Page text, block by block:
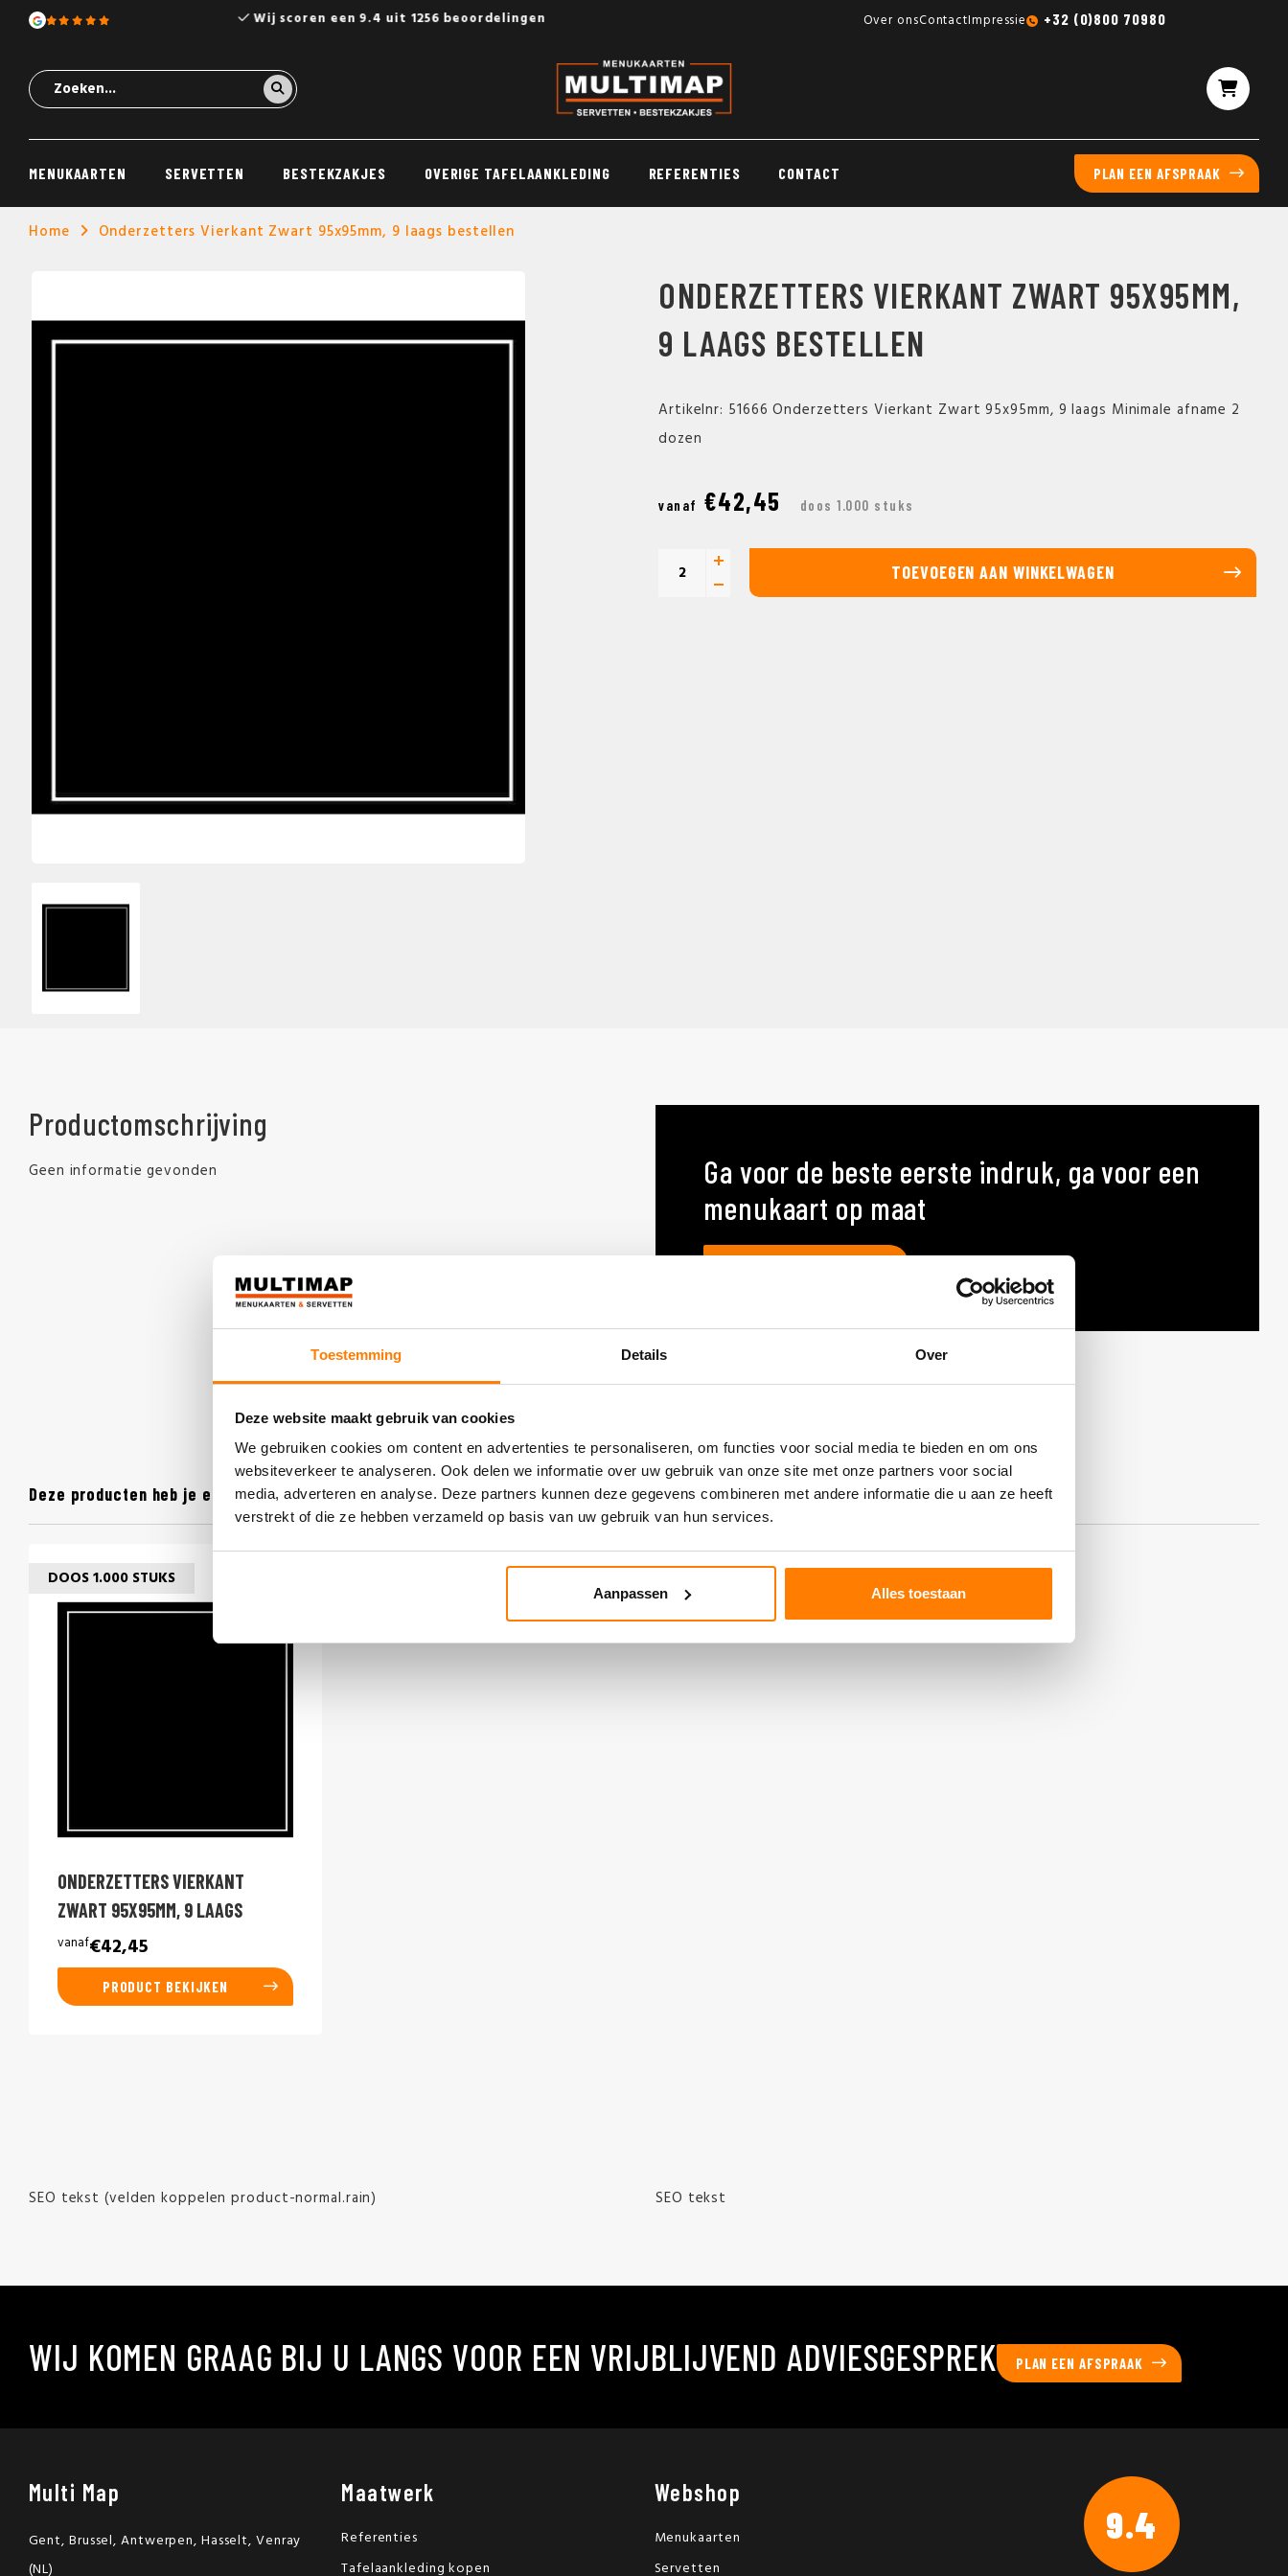
Toestemming Details Over
Deze website maakt gebruik van cookies
We gebruiken cookies om content en advertenties te personaliseren, om functies voor social media te bieden en om ons
websiteverkeer te analyseren. Ook delen we informatie over uw gebruik van onze site met onze partners voor social
media, adverteren en analyse. Deze partners kunnen deze gegevens combineren met andere informatie die u aan ze heeft
verstrekt of die ze hebben verzameld op basis van uw gebruik van hun services.
Aanpassen Alles toestaan
Wij scoren een 9.4 uit 1256 beoordelingen Gratis sampleboxen mogelijk
Over onsContactImpressie +32 (0)800 70980
MENUKAARTEN SERVETTEN BESTEKZAKJES OVERIGE TAFELAANKLEDING REFERENTIES CONTACT PLAN EEN AFSPRAAK
Home Onderzetters Vierkant Zwart 95x95mm, 9 laags bestellen
ONDERZETTERS VIERKANT ZWART 95X95MM,
9 LAAGS BESTELLEN
Artikelnr: 51666 Onderzetters Vierkant Zwart 95x95mm, 9 laags Minimale afname 2
dozen
vanaf €42,45 doos 1.000 stuks
TOEVOEGEN AAN WINKELWAGEN
Productomschrijving
Geen informatie gevonden
Ga voor de beste eerste indruk, ga voor een
menukaart op maat
Deze producten heb je eerder bekeken
DOOS 1.000 STUKS
ONDERZETTERS VIERKANT
ZWART 95X95MM, 9 LAAGS
vanaf€42,45
PRODUCT BEKIJKEN
SEO tekst (velden koppelen product-normal.rain) SEO tekst
WIJ KOMEN GRAAG BIJ U LANGS VOOR EEN VRIJBLIJVEND ADVIESGESPREK PLAN EEN AFSPRAAK
Multi Map
Gent, Brussel, Antwerpen, Hasselt, Venray
(NL)
Maatwerk
Referenties
Tafelaankleding kopen
Webshop
Menukaarten
Servetten
9.4